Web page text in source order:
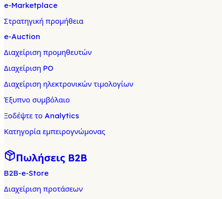
e-Marketplace
Στρατηγική προμήθεια
e-Auction
Διαχείριση προμηθευτών
Διαχείριση PO
Διαχείριση ηλεκτρονικών τιμολογίων
Έξυπνο συμβόλαιο
Ξοδέψτε το Analytics
Κατηγορία εμπειρογνώμονας
Πωλήσεις B2B
B2B-e-Store
Διαχείριση προτάσεων